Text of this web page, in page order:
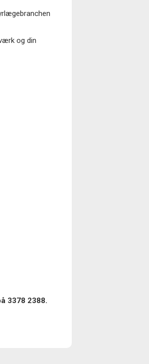
og din
3378 2388.